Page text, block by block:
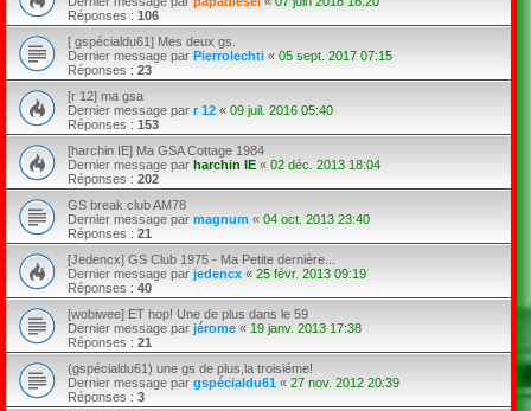
Réponses : 106
[ gspécialdu61] Mes deux gs.
Dernier message par Pierrolechti « 05 sept. 2017 07:15
Réponses : 23
[r 12] ma gsa
Dernier message par r 12 « 09 juil. 2016 05:40
Réponses : 153
[harchin IE] Ma GSA Cottage 1984
Dernier message par harchin IE « 02 déc. 2013 18:04
Réponses : 202
GS break club AM78
Dernier message par magnum « 04 oct. 2013 23:40
Réponses : 21
[Jedencx] GS Club 1975 - Ma Petite dernière...
Dernier message par jedencx « 25 févr. 2013 09:19
Réponses : 40
[wobiwee] ET hop! Une de plus dans le 59
Dernier message par jérome « 19 janv. 2013 17:38
Réponses : 21
(gspécialdu61) une gs de plus,la troisiéme!
Dernier message par gspécialdu61 « 27 nov. 2012 20:39
Réponses : 3